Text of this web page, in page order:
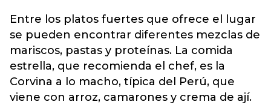
Entre los platos fuertes que ofrece el lugar
se pueden encontrar diferentes mezclas de
mariscos, pastas y proteínas. La comida
estrella, que recomienda el chef, es la
Corvina a lo macho, típica del Perú, que
viene con arroz, camarones y crema de ají.